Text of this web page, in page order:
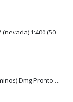
Lava Autos Concentrado NEV (nevada) 1:400 (500ml)
Limpador Multiuso DOM (Dominos) Dmg Pronto P/Uso (500ml)